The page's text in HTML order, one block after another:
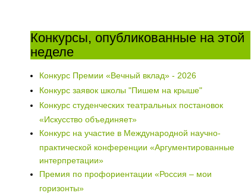
Конкурсы, опубликованные на этой
неделе
Конкурс Премии «Вечный вклад» - 2026
Конкурс заявок школы "Пишем на крыше"
Конкурс студенческих театральных постановок
«Искусство объединяет»
Конкурс на участие в Международной научно-
практической конференции «Аргументированные
интерпретации»
Премия по профориентации «Россия – мои
горизонты»